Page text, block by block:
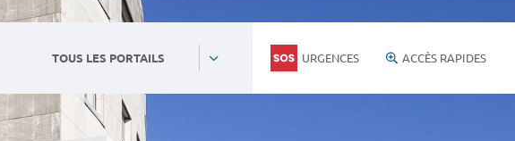
TOUS LES PORTAILS URGENCES ACCÈS RAPIDES